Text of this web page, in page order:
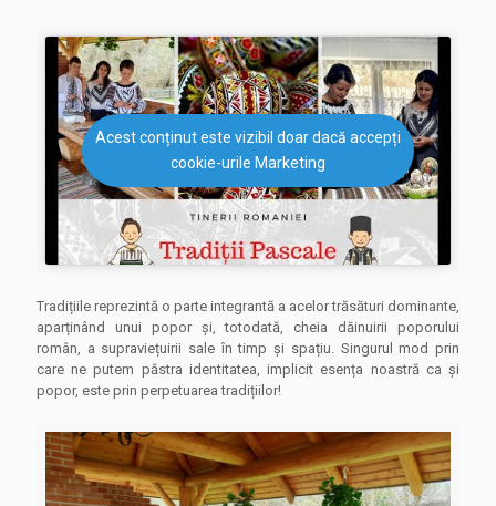
Acest conținut este vizibil doar dacă accepți
cookie-urile Marketing
Tradițiile reprezintă o parte integrantă a acelor trăsături dominante,
aparținând unui popor și, totodată, cheia dăinuirii poporului
român, a supraviețuirii sale în timp și spațiu. Singurul mod prin
care ne putem păstra identitatea, implicit esența noastră ca și
popor, este prin perpetuarea tradițiilor!